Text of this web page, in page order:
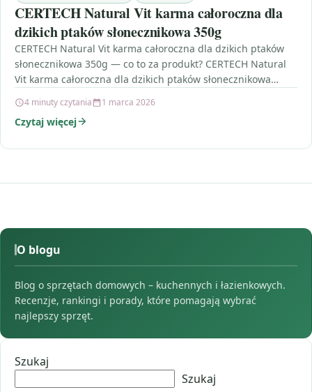
CERTECH Natural Vit karma całoroczna dla
dzikich ptaków słonecznikowa 350g
CERTECH Natural Vit karma całoroczna dla dzikich ptaków
słonecznikowa 350g — co to za produkt? CERTECH Natural
Vit karma całoroczna dla dzikich ptaków słonecznikowa…
4 minuty czytania 1 marca 2026
Czytaj więcej
O blogu
Blog o sprzętach domowych – kuchennych i łazienkowych.
Recenzje, rankingi i porady, które pomagają wybrać
najlepszy sprzęt.
Szukaj
Szukaj